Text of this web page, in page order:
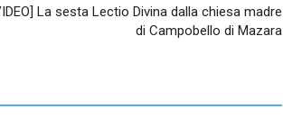
La sesta Lectio Divina dalla chiesa madre
di Campobello di Mazara